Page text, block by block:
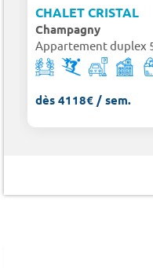
CHALET CRISTAL
Champagny
Appartement duplex
dès 4118€ / sem.